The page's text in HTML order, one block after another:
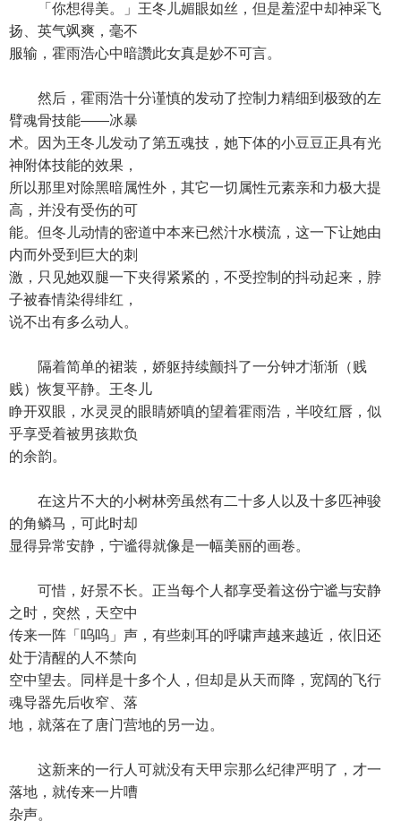
「你想得美。」王冬儿媚眼如丝，但是羞涩中却神采飞
扬、英气飒爽，毫不
服输，霍雨浩心中暗讚此女真是妙不可言。
然后，霍雨浩十分谨慎的发动了控制力精细到极致的左
臂魂骨技能——冰暴
术。因为王冬儿发动了第五魂技，她下体的小豆豆正具有光
神附体技能的效果，
所以那里对除黑暗属性外，其它一切属性元素亲和力极大提
高，并没有受伤的可
能。但冬儿动情的密道中本来已然汁水横流，这一下让她由
内而外受到巨大的刺
激，只见她双腿一下夹得紧紧的，不受控制的抖动起来，脖
子被春情染得绯红，
说不出有多么动人。
隔着简单的裙装，娇躯持续颤抖了一分钟才渐渐（贱
贱）恢复平静。王冬儿
睁开双眼，水灵灵的眼睛娇嗔的望着霍雨浩，半咬红唇，似
乎享受着被男孩欺负
的余韵。
在这片不大的小树林旁虽然有二十多人以及十多匹神骏
的角鳞马，可此时却
显得异常安静，宁谧得就像是一幅美丽的画卷。
可惜，好景不长。正当每个人都享受着这份宁谧与安静
之时，突然，天空中
传来一阵「呜呜」声，有些刺耳的呼啸声越来越近，依旧还
处于清醒的人不禁向
空中望去。同样是十多个人，但却是从天而降，宽阔的飞行
魂导器先后收窄、落
地，就落在了唐门营地的另一边。
这新来的一行人可就没有天甲宗那么纪律严明了，才一
落地，就传来一片嘈
杂声。